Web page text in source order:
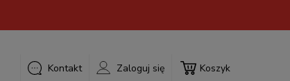
Koszyk
Kontakt Zaloguj się